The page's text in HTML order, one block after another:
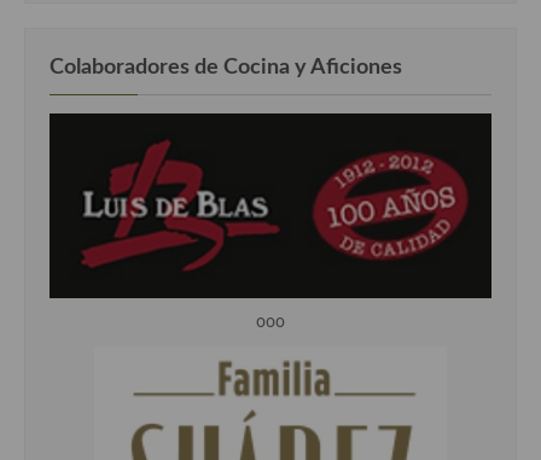
Colaboradores de Cocina y Aficiones
ooo